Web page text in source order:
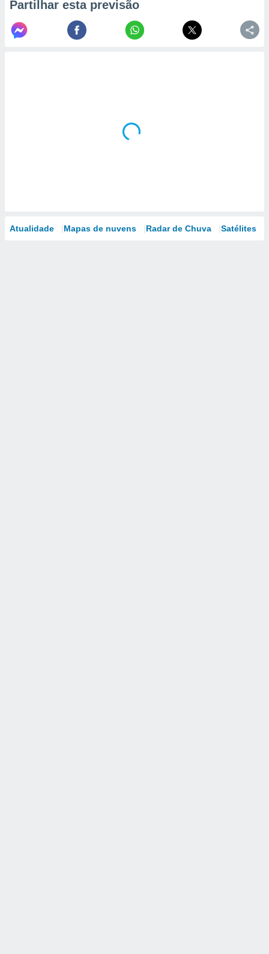
Partilhar esta previsão
Atualidade Mapas de nuvens Radar de Chuva Satélites